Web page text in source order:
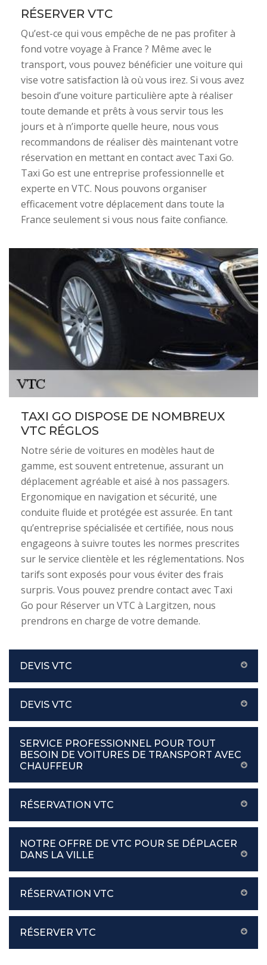
RÉSERVER VTC
Qu’est-ce qui vous empêche de ne pas profiter à
fond votre voyage à France ? Même avec le
transport, vous pouvez bénéficier une voiture qui
vise votre satisfaction là où vous irez. Si vous avez
besoin d’une voiture particulière apte à réaliser
toute demande et prêts à vous servir tous les
jours et à n’importe quelle heure, nous vous
recommandons de réaliser dès maintenant votre
réservation en mettant en contact avec Taxi Go.
Taxi Go est une entreprise professionnelle et
experte en VTC. Nous pouvons organiser
efficacement votre déplacement dans toute la
France seulement si vous nous faite confiance.
TAXI GO DISPOSE DE NOMBREUX
VTC RÉGLOS
Notre série de voitures en modèles haut de
gamme, est souvent entretenue, assurant un
déplacement agréable et aisé à nos passagers.
Ergonomique en navigation et sécurité, une
conduite fluide et protégée est assurée. En tant
qu’entreprise spécialisée et certifiée, nous nous
engageons à suivre toutes les normes prescrites
sur le service clientèle et les réglementations. Nos
tarifs sont exposés pour vous éviter des frais
surpris. Vous pouvez prendre contact avec Taxi
Go pour Réserver un VTC à Largitzen, nous
prendrons en charge de votre demande.
DEVIS VTC
DEVIS VTC
SERVICE PROFESSIONNEL POUR TOUT
BESOIN DE VOITURES DE TRANSPORT AVEC
CHAUFFEUR
RÉSERVATION VTC
NOTRE OFFRE DE VTC POUR SE DÉPLACER
DANS LA VILLE
RÉSERVATION VTC
RÉSERVER VTC